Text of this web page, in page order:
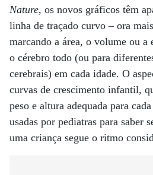
Nature, os novos gráficos têm
linha de traçado curvo – ora
marcando a área, o volume ou a
o cérebro todo (ou para
cerebrais) em cada idade. O
curvas de crescimento infantil,
peso e altura adequada para
usadas por pediatras para saber
uma criança segue o ritmo